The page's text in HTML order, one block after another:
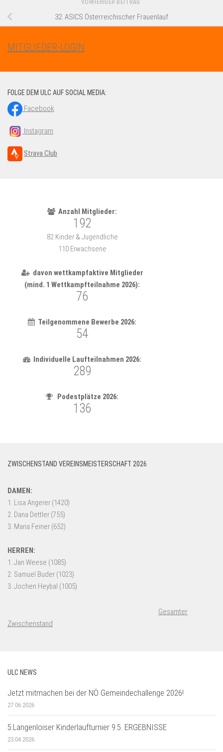
VORHERIGER BEITRAG
32. ASICS Österreichischer Frauenlauf
MITGLIEDER-LOGIN
FOLGE DEM ULC AUF SOCIAL MEDIA:
Facebook
Instagram
Strava Club
ZWISCHENSTAND VEREINSMEISTERSCHAFT 2026
Gesamter
Zwischenstand
ULC NEWS
Jetzt mitmachen bei der NÖ Gemeindechallenge 2026!
27.06.2026
5.Langenloiser Kinderlaufturnier 9.5. ERGEBNISSE
23.04.2026